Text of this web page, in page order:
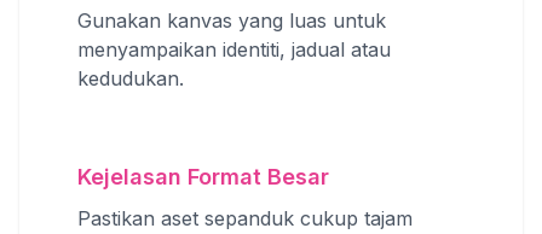
Gunakan kanvas yang luas untuk
menyampaikan identiti, jadual atau
kedudukan.
Kejelasan Format Besar
Pastikan aset sepanduk cukup tajam